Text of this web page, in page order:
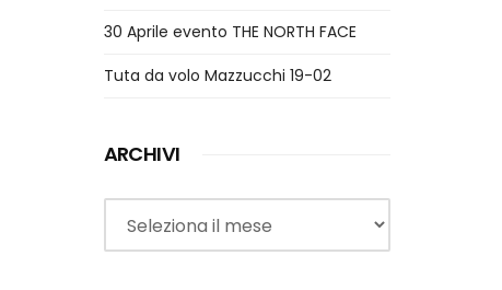
30 Aprile evento THE NORTH FACE
Tuta da volo Mazzucchi 19-02
ARCHIVI
Archivi